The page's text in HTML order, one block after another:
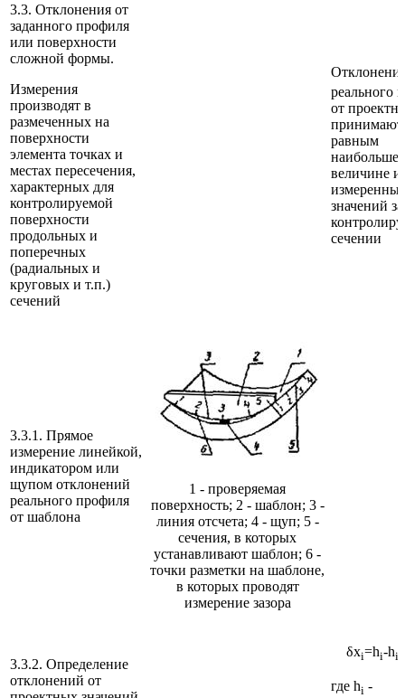
3.3. Отклонения от
заданного профиля
или поверхности
сложной формы.
Измерения
производят в
размеченных на
поверхности
элемента точках и
местах пересечения,
характерных для
контролируемой
поверхности
продольных и
поперечных
(радиальных и
круговых и т.п.)
сечений
реального
от
принимают
равным
величине
значений
сечении
3.3.1. Прямое
измерение линейкой,
индикатором или
щупом отклонений
реального профиля
от шаблона
1 - проверяемая
поверхность; 2 - шаблон; 3 -
линия отсчета; 4 - щуп; 5 -
сечения, в которых
устанавливают шаблон; 6 -
точки разметки на шаблоне,
в которых проводят
измерение зазора
3.3.2. Определение
отклонений от
δxi=hi-hi
где hi -